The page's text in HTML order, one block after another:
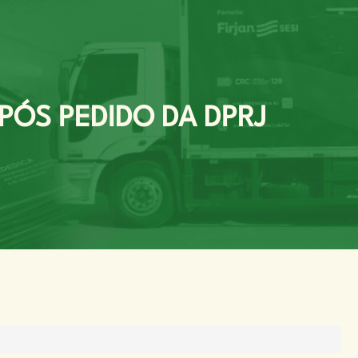
PEDIDO DA DPRJ